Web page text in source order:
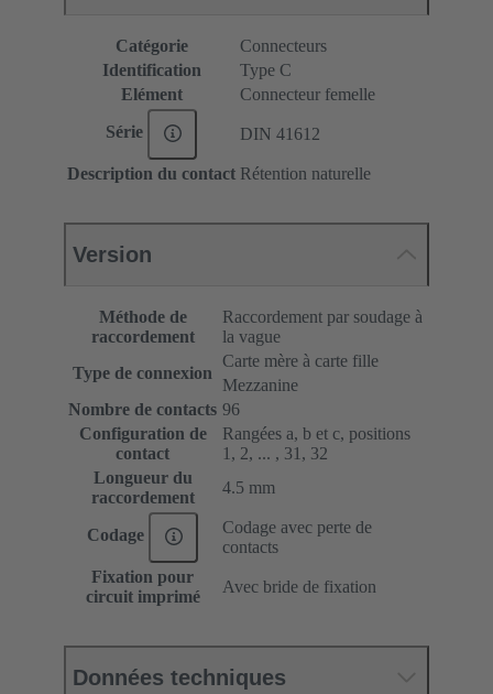
Catégorie
Connecteurs
Identification
Type C
Elément
Connecteur femelle
Série DIN 41612
Description du contact Rétention naturelle
Version
Méthode de
raccordement
Raccordement par soudage à
la vague
Type de connexion
Carte mère à carte fille
Mezzanine
Nombre de contacts 96
Configuration de
contact
Rangées a, b et c, positions
1, 2, ... , 31, 32
Longueur du
raccordement
4.5 mm
Codage
Codage avec perte de
contacts
Fixation pour
circuit imprimé
Avec bride de fixation
Données techniques